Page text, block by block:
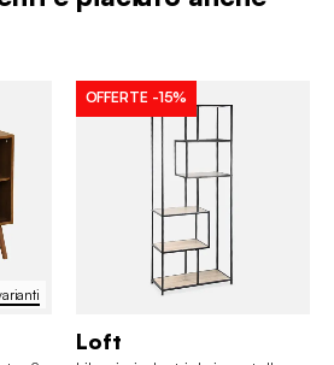
OFFERTE -15%
Loft